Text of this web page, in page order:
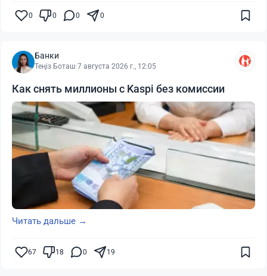
0 0 0 0
Банки
Теңіз Боташ·7 августа 2026 г., 12:05
Как снять миллионы с Kaspi без комиссии
Читать дальше →
67 18 0 19